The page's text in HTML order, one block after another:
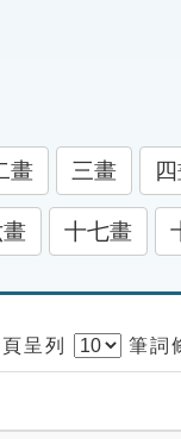
畫 三畫
十七畫
呈列 筆詞